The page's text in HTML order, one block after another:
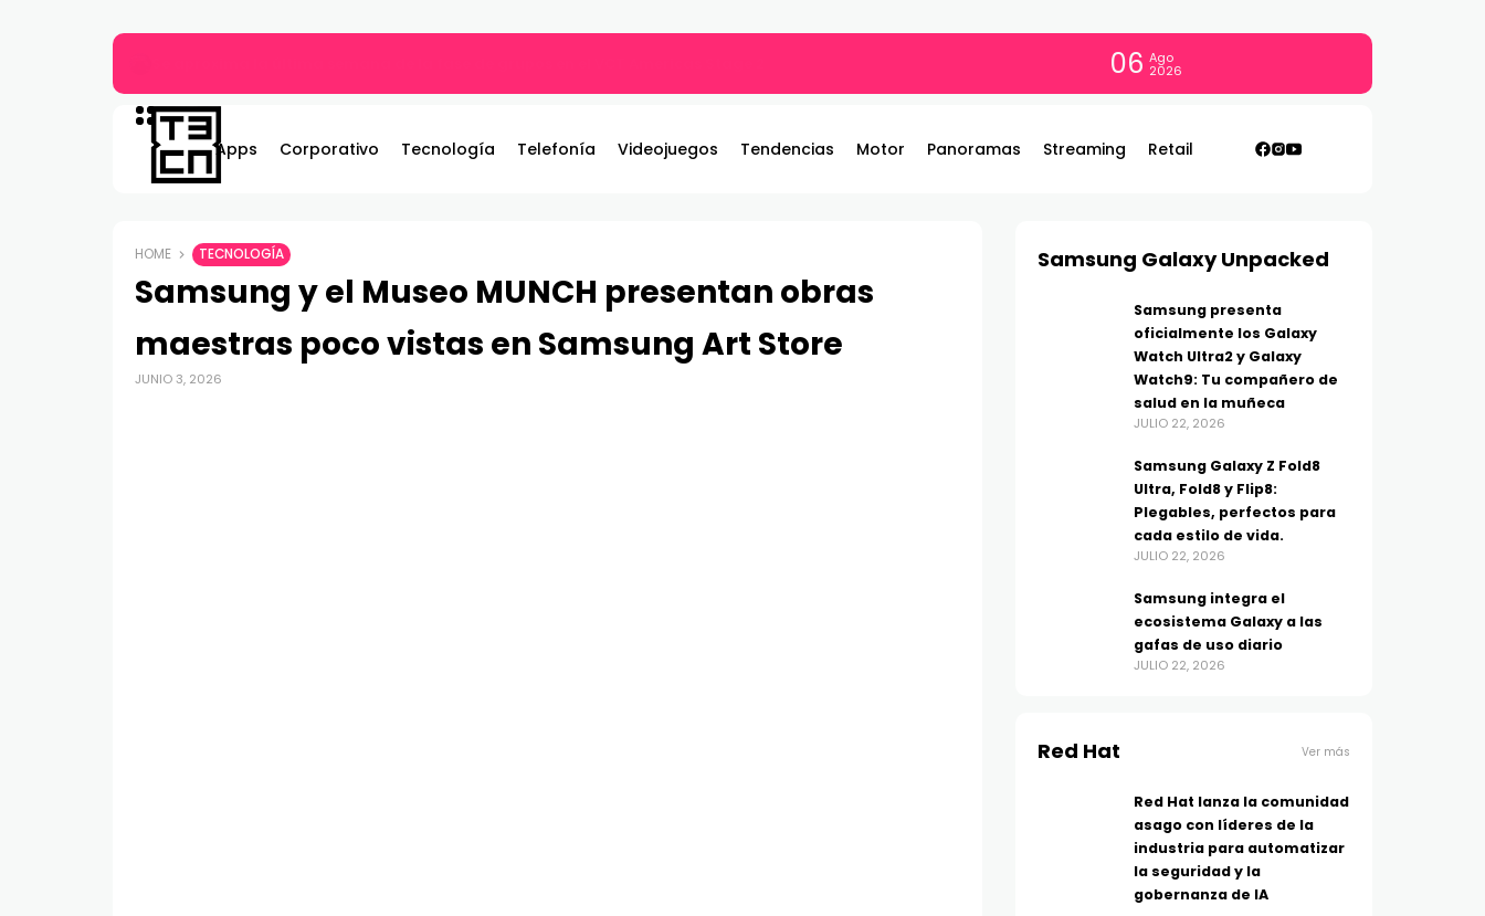
06 Ago
2026
Apps Corporativo Tecnología Telefonía Videojuegos Tendencias Motor Panoramas Streaming Retail
HOME TECNOLOGÍA
Samsung y el Museo MUNCH presentan obras
maestras poco vistas en Samsung Art Store
JUNIO 3, 2026
Samsung Galaxy Unpacked
Samsung presenta
oficialmente los Galaxy
Watch Ultra2 y Galaxy
Watch9: Tu compañero de
salud en la muñeca
JULIO 22, 2026
Samsung Galaxy Z Fold8
Ultra, Fold8 y Flip8:
Plegables, perfectos para
cada estilo de vida.
JULIO 22, 2026
Samsung integra el
ecosistema Galaxy a las
gafas de uso diario
JULIO 22, 2026
Red Hat Ver más
Red Hat lanza la comunidad
asago con líderes de la
industria para automatizar
la seguridad y la
gobernanza de IA